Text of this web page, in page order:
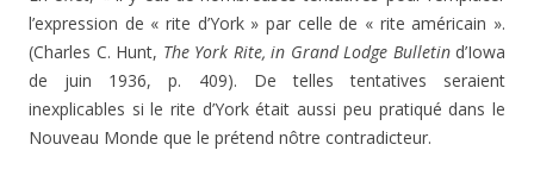
l’expression de « rite d’York » par celle de « rite américain ».
(Charles C. Hunt, The York Rite, in Grand Lodge Bulletin d’Iowa
de juin 1936, p. 409). De telles tentatives seraient
inexplicables si le rite d’York était aussi peu pratiqué dans le
Nouveau Monde que le prétend nôtre contradicteur.